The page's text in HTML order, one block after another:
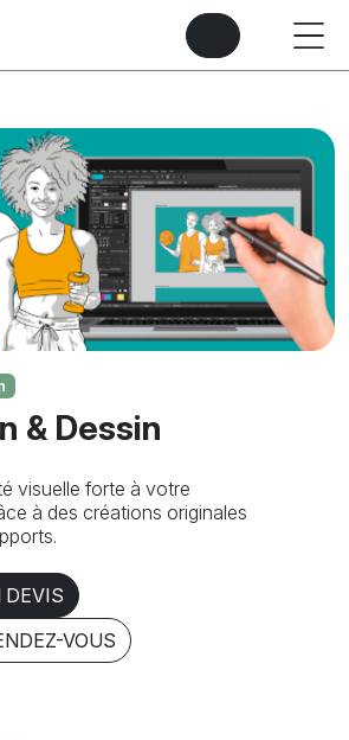
& Dessin
visuelle forte à votre
à des créations originales
DEVIS
VOUS